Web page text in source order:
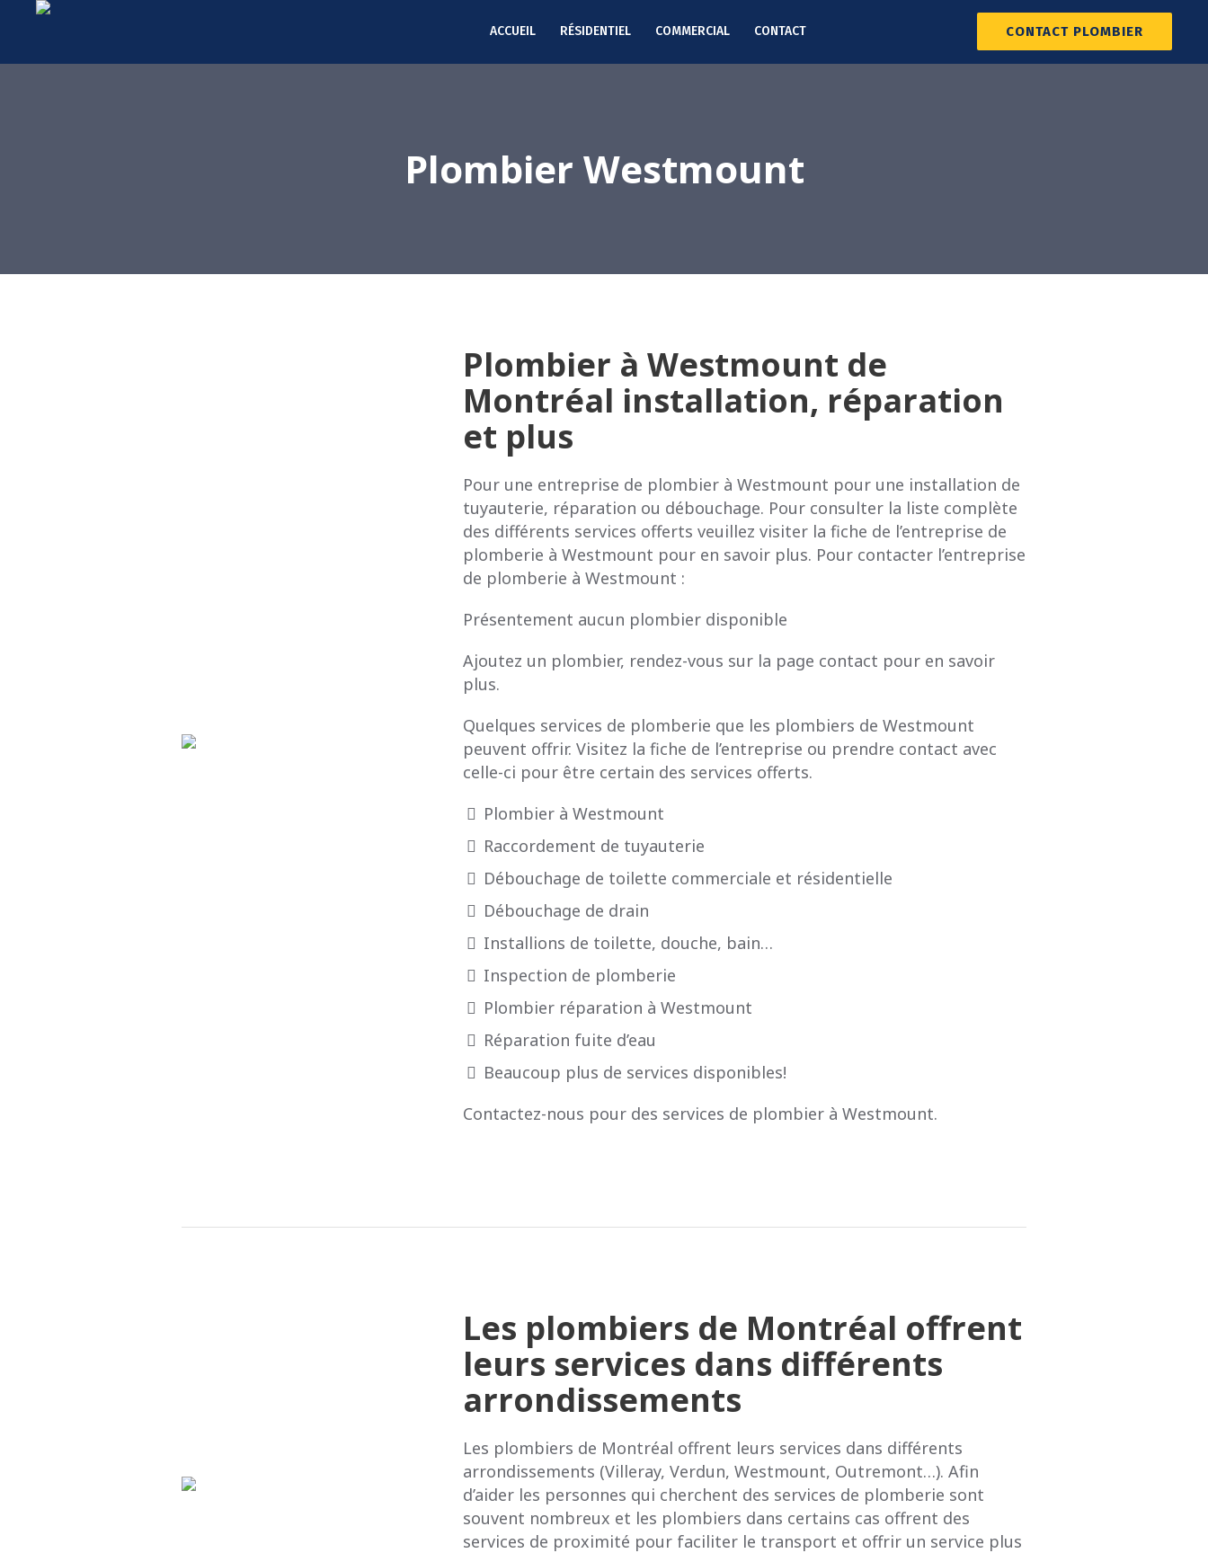
CONTACT PLOMBIER
ACCUEIL RÉSIDENTIEL COMMERCIAL CONTACT
Plombier Westmount
Plombier à Westmount de
Montréal installation, réparation
et plus
Pour une entreprise de plombier à Westmount pour une installation de
tuyauterie, réparation ou débouchage. Pour consulter la liste complète
des différents services offerts veuillez visiter la fiche de l’entreprise de
plomberie à Westmount pour en savoir plus. Pour contacter l’entreprise
de plomberie à Westmount :
Présentement aucun plombier disponible
Ajoutez un plombier, rendez-vous sur la page contact pour en savoir
plus.
Quelques services de plomberie que les plombiers de Westmount
peuvent offrir. Visitez la fiche de l’entreprise ou prendre contact avec
celle-ci pour être certain des services offerts.
Plombier à Westmount
Raccordement de tuyauterie
Débouchage de toilette commerciale et résidentielle
Débouchage de drain
Installions de toilette, douche, bain…
Inspection de plomberie
Plombier réparation à Westmount
Réparation fuite d’eau
Beaucoup plus de services disponibles!
Contactez-nous pour des services de plombier à Westmount.
Les plombiers de Montréal offrent
leurs services dans différents
arrondissements
Les plombiers de Montréal offrent leurs services dans différents
arrondissements (Villeray, Verdun, Westmount, Outremont…). Afin
d’aider les personnes qui cherchent des services de plomberie sont
souvent nombreux et les plombiers dans certains cas offrent des
services de proximité pour faciliter le transport et offrir un service plus